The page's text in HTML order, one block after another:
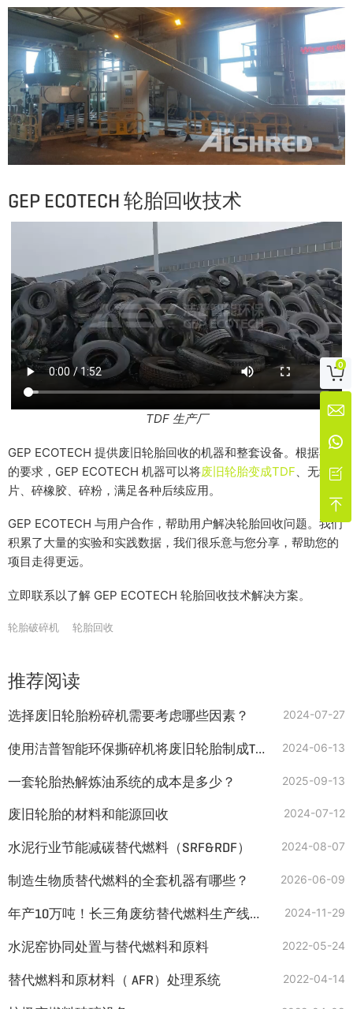
GEP ECOTECH 轮胎回收技术
TDF 生产厂
GEP ECOTECH 提供废旧轮胎回收的机器和整套设备。根据不同
的要求，GEP ECOTECH 机器可以将废旧轮胎变成TDF 、无线芯
片、碎橡胶、碎粉，满足各种后续应用。
GEP ECOTECH 与用户合作，帮助用户解决轮胎回收问题。我们
积累了大量的实验和实践数据，我们很乐意与您分享，帮助您的
项目走得更远。
立即联系以了解 GEP ECOTECH 轮胎回收技术解决方案。
轮胎破碎机 轮胎回收
推荐阅读
选择废旧轮胎粉碎机需要考虑哪些因素？ 2024-07-27
使用洁普智能环保撕碎机将废旧轮胎制成TDF 2024-06-13
一套轮胎热解炼油系统的成本是多少？ 2025-09-13
废旧轮胎的材料和能源回收 2024-07-12
水泥行业节能减碳替代燃料（SRF&RDF） 2024-08-07
制造生物质替代燃料的全套机器有哪些？ 2026-06-09
年产10万吨！长三角废纺替代燃料生产线助力双碳目标 2024-11-29
水泥窑协同处置与替代燃料和原料 2022-05-24
替代燃料和原材料（ AFR）处理系统 2022-04-14

0



